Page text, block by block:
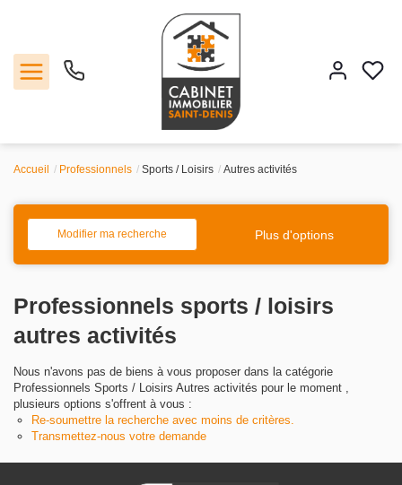
Location
Agence
Contact
Accueil Professionnels Sports / Loisirs Autres activités
Modifier ma recherche Plus d'options
Professionnels sports / loisirs
autres activités
Nous n'avons pas de biens à vous proposer dans la catégorie
Professionnels Sports / Loisirs Autres activités pour le moment ,
plusieurs options s'offrent à vous :
Re-soumettre la recherche avec moins de critères.
Transmettez-nous votre demande